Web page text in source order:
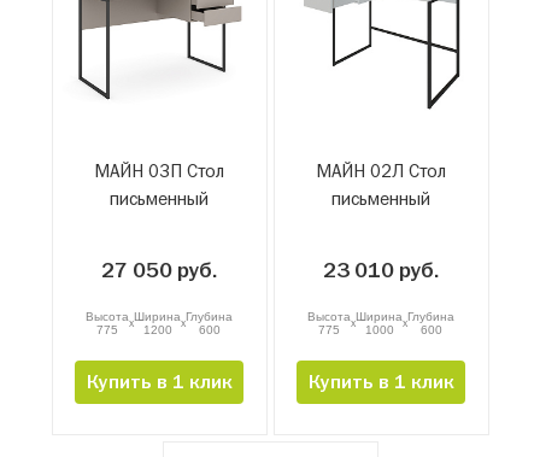
МАЙН 03П Стол
письменный
27 050 руб.
Высота
775
xШирина
1200
xГлубина
600
Купить в 1 клик
МАЙН 02Л Стол
письменный
23 010 руб.
Высота
775
xШирина
1000
xГлубина
600
Купить в 1 клик